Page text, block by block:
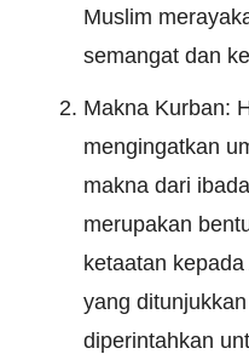
Muslim
semangat dan
Makna Kurban:
mengingatkan
makna dari
merupakan
ketaatan
yang
diperintahkan